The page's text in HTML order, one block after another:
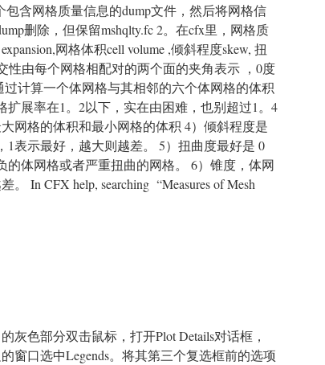
含网格质量信息的dump文件，然后将网格信
删除，但保留mshqlty.fc 2。在cfx里，网格质
网格体积cell volume ,倾斜程度skew, 扭
性由每个网格相配对的两个面的夹角表示 ，0度
计算一个体网格与其相邻的六个体网格的体积
展率在1。2以下，实在由困难，也别超过1。4
网格的体积和最小网格的体积 4）倾斜程度是
表示最好，越大则越差。 5）扭曲度最好是 0
的体网格或者严重扭曲的网格。 6）锥度，体网
In CFX help, searching “Measures of Mesh
灰色部分双击鼠标，打开Plot Details对话框，
窗口选中Legends。将其第三个复选框前的选项